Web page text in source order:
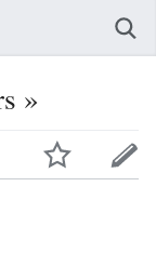
»